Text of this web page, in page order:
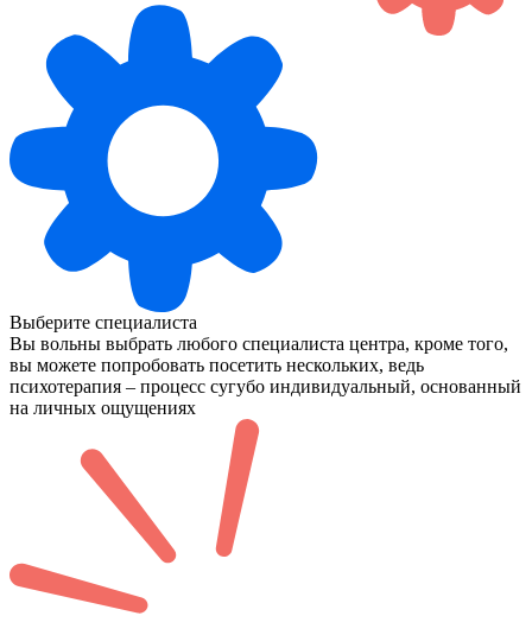
Выберите специалиста
Вы вольны выбрать любого специалиста центра, кроме того,
вы можете попробовать посетить нескольких, ведь
психотерапия – процесс сугубо индивидуальный, основанный
на личных ощущениях